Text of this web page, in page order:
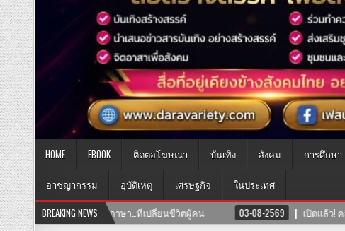
HOME EBOOK ติดต่อโฆษณา บันเทิง สังคม การศึกษา
อาชญากรรม อุบัติเหตุ เศรษฐกิจ
ในประเทศ
BREAKING NEWS
2569 เปิดแล้ว! คลินิก TNH แพทย์แผนจีนและแพทย์แผนไทย พร้อมให้บริการสุขภ